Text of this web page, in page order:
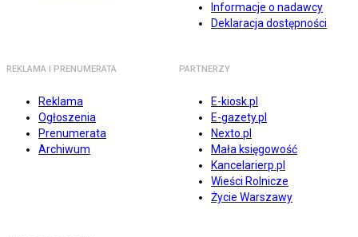
Informacje o nadawcy
Deklaracja dostępności
REKLAMA I PRENUMERATA
Reklama
Ogłoszenia
Prenumerata
Archiwum
PARTNERZY
E-kiosk.pl
E-gazety.pl
Nexto.pl
Mała księgowość
Kancelarierp.pl
Wieści Rolnicze
Życie Warszawy